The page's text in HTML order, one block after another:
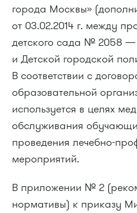
города Москвы»
от 03.02.2014 г. между
детского сада № 2058
и Детской городской
В соответствии с
образовательной
используется в целях
обслуживания
проведения лечебно-
мероприятий.
В приложении № 2
нормативы) к приказу